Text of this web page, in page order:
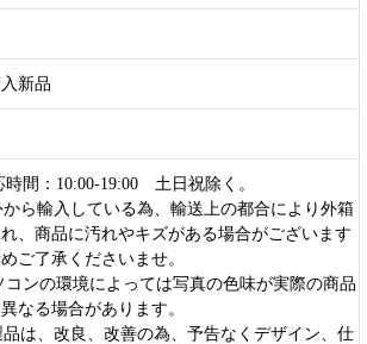
新品
間：10:00-19:00 土日祝除く。
ら輸入している為、輸送上の都合により外箱
、商品に汚れやキズがある場合がございます
ご了承くださいませ。
ンの環境によっては写真の色味が実際の商品
なる場合があります。
は、改良、改善の為、予告なくデザイン、仕